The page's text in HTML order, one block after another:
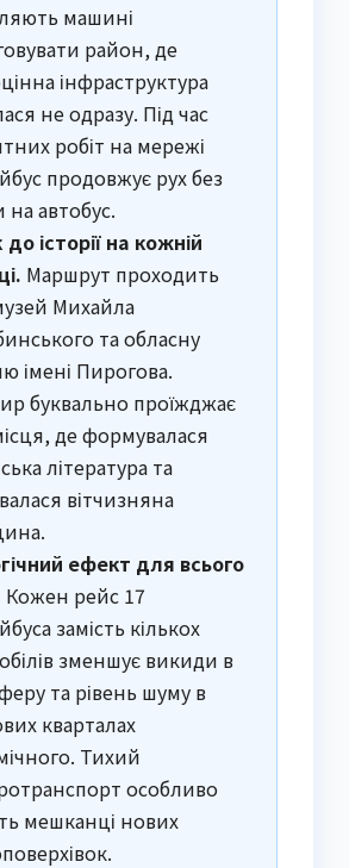
машині
район, де
інфраструктура
не одразу. Під час
робіт на мережі
продовжує рух без
на автобус.
історії на кожній
Маршрут проходить
Михайла
та обласну
імені Пирогова.
буквально проїжджає
де формувалася
література та
вітчизняна
ефект для всього
Кожен рейс 17
замість кількох
зменшує викиди в
та рівень шуму в
кварталах
Тихий
особливо
мешканці нових